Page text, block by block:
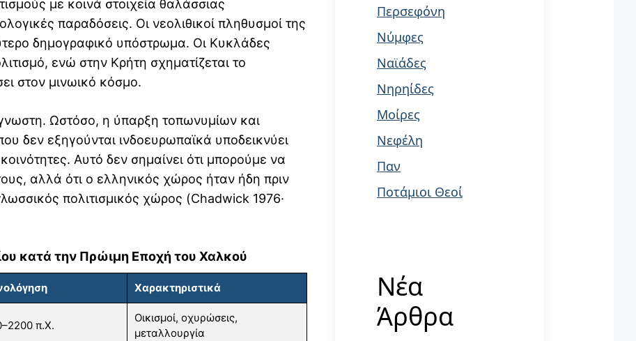
με κοινά στοιχεία θαλάσσιας
παραδόσεις. Οι νεολιθικοί πληθυσμοί της
δημογραφικό υπόστρωμα. Οι Κυκλάδες
ενώ στην Κρήτη σχηματίζεται το
στον μινωικό κόσμο.
Ωστόσο, η ύπαρξη τοπωνυμίων και
δεν εξηγούνται ινδοευρωπαϊκά υποδεικνύει
Αυτό δεν σημαίνει ότι μπορούμε να
αλλά ότι ο ελληνικός χώρος ήταν ήδη πριν
πολιτισμικός χώρος (Chadwick 1976·
κατά την Πρώιμη Εποχή του Χαλκού
Χαρακτηριστικά
π.Χ.
Οικισμοί, οχυρώσεις,
μεταλλουργία
Περσεφόνη
Νύμφες
Ναϊάδες
Νηρηίδες
Μοίρες
Νεφέλη
Παν
Ποτάμιοι Θεοί
Νέα
Άρθρα